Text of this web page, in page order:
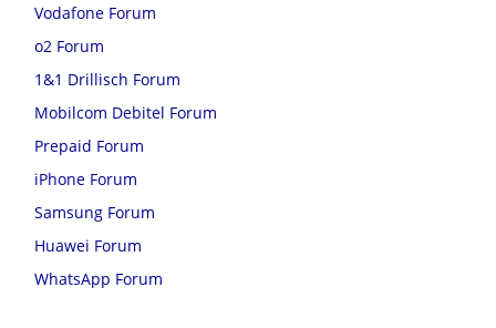
Vodafone Forum
o2 Forum
1&1 Drillisch Forum
Mobilcom Debitel Forum
Prepaid Forum
iPhone Forum
Samsung Forum
Huawei Forum
WhatsApp Forum